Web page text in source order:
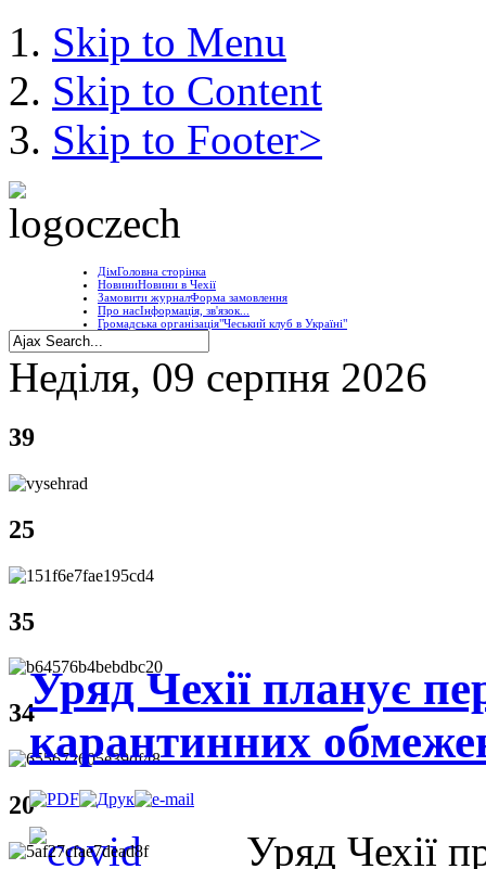
Skip to Menu
Skip to Content
Skip to Footer>
ДімГоловна сторінка
НовиниНовини в Чехії
Замовити журналФорма замовлення
Про насІнформація, зв'язок...
Громадська організація"Чеський клуб в Україні"
Неділя, 09 серпня 2026
39
25
35
34
20
Уряд Чехії планує
карантинних
Уряд Чехії